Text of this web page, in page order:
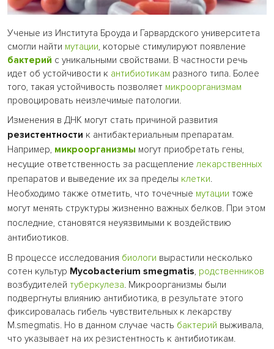
Ученые из Института Броуда и Гарвардского университета
смогли найти мутации, которые стимулируют появление
бактерий с уникальными свойствами. В частности речь
идет об устойчивости к антибиотикам разного типа. Более
того, такая устойчивость позволяет микроорганизмам
провоцировать неизлечимые патологии.
Изменения в ДНК могут стать причиной развития
резистентности к антибактериальным препаратам.
Например, микроорганизмы могут приобретать гены,
несущие ответственность за расщепление лекарственных
препаратов и выведение их за пределы клетки.
Необходимо также отметить, что точечные мутации тоже
могут менять структуры жизненно важных белков. При этом
последние, становятся неуязвимыми к воздействию
антибиотиков.
В процессе исследования биологи вырастили несколько
сотен культур Mycobacterium smegmatis, родственников
возбудителей туберкулеза. Микроорганизмы были
подвергнуты влиянию антибиотика, в результате этого
фиксировалась гибель чувствительных к лекарству
M.smegmatis. Но в данном случае часть бактерий выживала,
что указывает на их резистентность к антибиотикам.